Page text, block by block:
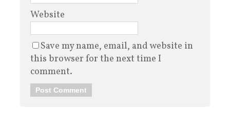
Website
Save my name, email, and website in
this browser for the next time I
comment.